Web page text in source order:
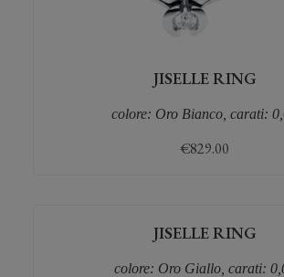
JISELLE RING
colore: Oro Bianco, carati:
€829.00
JISELLE RING
colore: Oro Giallo, carati: